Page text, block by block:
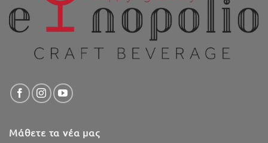
Μάθετε τα νέα μας